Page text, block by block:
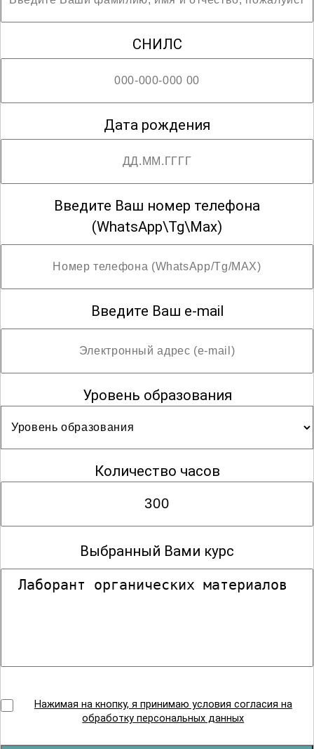
СНИЛС
Дата рождения
Введите Ваш номер телефона
(WhatsApp\Tg\Max)
Введите Ваш e-mail
Уровень образования
Количество часов
Выбранный Вами курс
Нажимая на кнопку, я принимаю условия согласия на
обработку персональных данных